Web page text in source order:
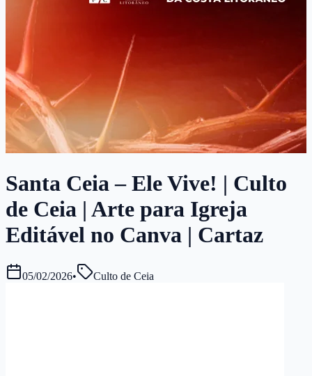
Santa Ceia – Ele Vive! | Culto
de Ceia | Arte para Igreja
Editável no Canva | Cartaz
05/02/2026• Culto de Ceia